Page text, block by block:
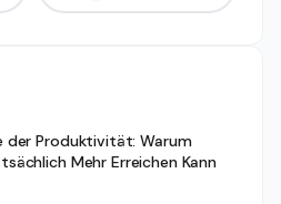
der Produktivität: Warum
Mehr Erreichen Kann